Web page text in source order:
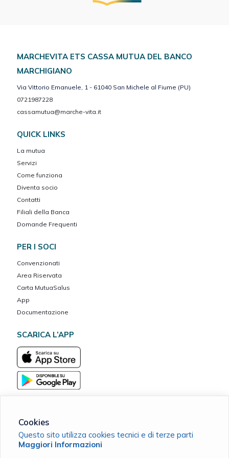
MARCHEVITA ETS CASSA MUTUA DEL BANCO
MARCHIGIANO
Via Vittorio Emanuele, 1 - 61040 San Michele al Fiume (PU)
0721987228
cassamutua@marche-vita.it
QUICK LINKS
La mutua
Servizi
Come funziona
Diventa socio
Contatti
Filiali della Banca
Domande Frequenti
PER I SOCI
Convenzionati
Area Riservata
Carta MutuaSalus
App
Documentazione
SCARICA L’APP
MarcheVita ETS Cassa Mutua del Banco Marchigiano
C.F. 90038420411 |Cookie Policy
Cookies
Questo sito utilizza cookies tecnici e di terze parti
Maggiori Informazioni